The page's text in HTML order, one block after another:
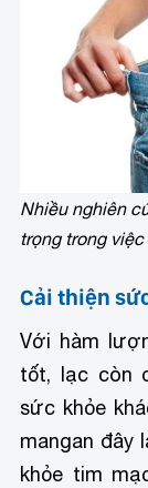
Nhiều nghiên
trọng trong
Cải thiện
Với hàm
tốt, lạc còn
sức khỏe
mangan đây
khỏe tim